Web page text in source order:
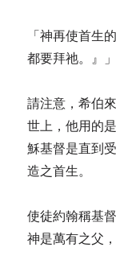
「神再使首生
都要拜祂。』
請注意，希伯
世上，他用的
穌基督是直到
造之首生。
使徒約翰稱基
神是萬有之父